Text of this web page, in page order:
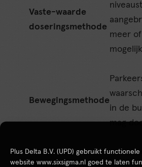
Plus Delta B.V. (UPD) gebruikt
website www.sixsigma.nl goed te laten
Vaste-waarde
doseringsmethode
meer
mogelijk
Bewegingsmethode
in de
mag